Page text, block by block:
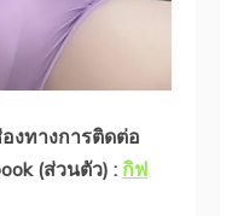
งทางการติดต่อ
(ส่วนตัว) : กิฟ